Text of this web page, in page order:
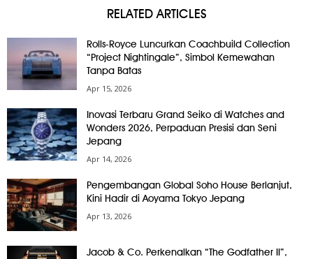
RELATED ARTICLES
Rolls-Royce Luncurkan Coachbuild Collection
“Project Nightingale”, Simbol Kemewahan
Tanpa Batas
Apr 15, 2026
Inovasi Terbaru Grand Seiko di Watches and
Wonders 2026, Perpaduan Presisi dan Seni
Jepang
Apr 14, 2026
Pengembangan Global Soho House Berlanjut,
Kini Hadir di Aoyama Tokyo Jepang
Apr 13, 2026
Jacob & Co. Perkenalkan “The Godfather II”,